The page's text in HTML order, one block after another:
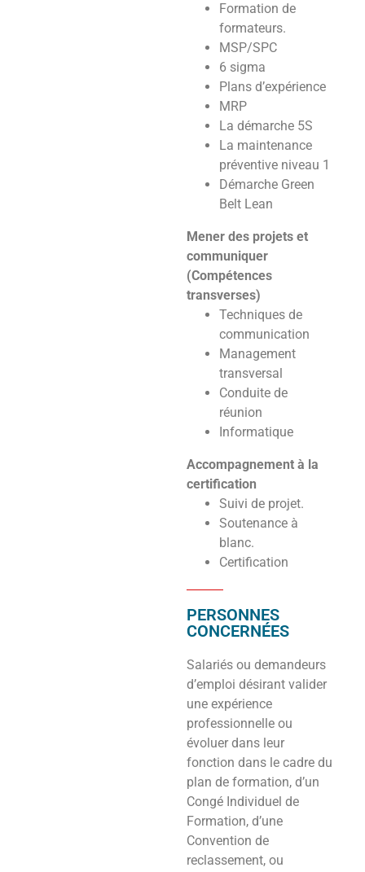
Formation de
formateurs.
MSP/SPC
6 sigma
Plans d’expérience
MRP
La démarche 5S
La maintenance
préventive niveau 1
Démarche Green
Belt Lean
Mener des projets et
communiquer
(Compétences
transverses)
Techniques de
communication
Management
transversal
Conduite de
réunion
Informatique
Accompagnement à la
certification
Suivi de projet.
Soutenance à
blanc.
Certification
PERSONNES
CONCERNÉES
Salariés ou demandeurs
d’emploi désirant valider
une expérience
professionnelle ou
évoluer dans leur
fonction dans le cadre du
plan de formation, d’un
Congé Individuel de
Formation, d’une
Convention de
reclassement, ou